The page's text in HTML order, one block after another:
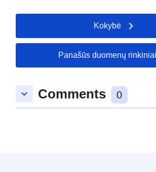
Kokybė
Panašūs duomenų rinkiniai
keyboard_arrow_down Comments 0